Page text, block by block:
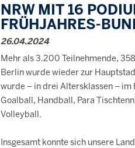
NRW MIT 16
FRÜHJAHRES-
26.04.2024
Mehr als 3.200 Teilnehmende,
Berlin wurde wieder zur
wurde – in drei Altersklassen –
Goalball, Handball, Para
Volleyball.
Insgesamt konnte sich unsere